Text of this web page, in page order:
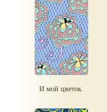
И мой цветок.